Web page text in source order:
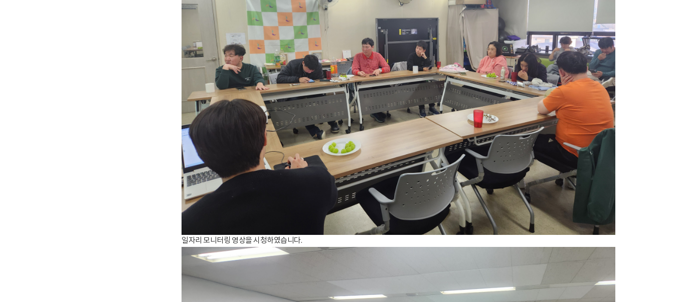
일자리 모니터링 영상을 시청하였습니다.